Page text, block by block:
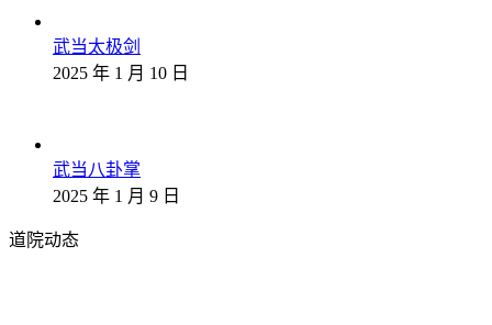
武当太极剑
2025 年 1 月 10 日
武当八卦掌
2025 年 1 月 9 日
道院动态